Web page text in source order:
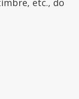
etc., do